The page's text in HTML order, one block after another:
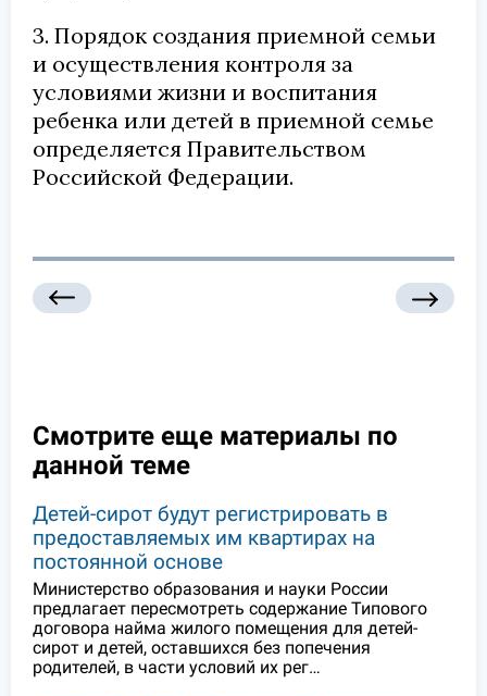
3. Порядок создания приемной семьи
и осуществления контроля за
условиями жизни и воспитания
ребенка или детей в приемной семье
определяется Правительством
Российской Федерации.
Смотрите еще материалы по
данной теме
Детей-сирот будут регистрировать в
предоставляемых им квартирах на
постоянной основе
Министерство образования и науки России
предлагает пересмотреть содержание Типового
договора найма жилого помещения для детей-
сирот и детей, оставшихся без попечения
родителей, в части условий их рег…